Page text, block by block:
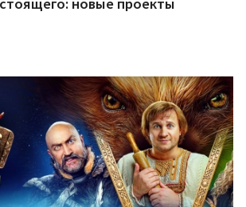
новые проекты